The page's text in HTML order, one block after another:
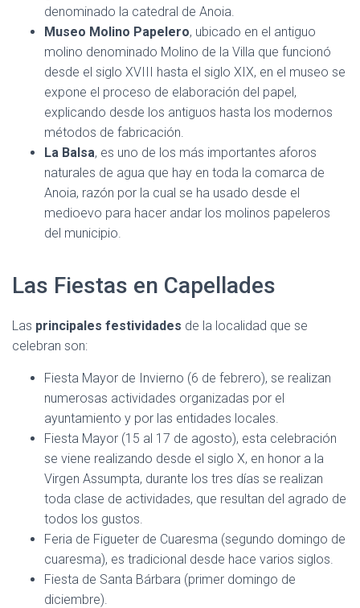
denominado la catedral de Anoia.
Museo Molino Papelero, ubicado en el antiguo
molino denominado Molino de la Villa que funcionó
desde el siglo XVIII hasta el siglo XIX, en el museo se
expone el proceso de elaboración del papel,
explicando desde los antiguos hasta los modernos
métodos de fabricación.
La Balsa, es uno de los más importantes aforos
naturales de agua que hay en toda la comarca de
Anoia, razón por la cual se ha usado desde el
medioevo para hacer andar los molinos papeleros
del municipio.
Las Fiestas en Capellades
Las principales festividades de la localidad que se
celebran son:
Fiesta Mayor de Invierno (6 de febrero), se realizan
numerosas actividades organizadas por el
ayuntamiento y por las entidades locales.
Fiesta Mayor (15 al 17 de agosto), esta celebración
se viene realizando desde el siglo X, en honor a la
Virgen Assumpta, durante los tres días se realizan
toda clase de actividades, que resultan del agrado de
todos los gustos.
Feria de Figueter de Cuaresma (segundo domingo de
cuaresma), es tradicional desde hace varios siglos.
Fiesta de Santa Bárbara (primer domingo de
diciembre).